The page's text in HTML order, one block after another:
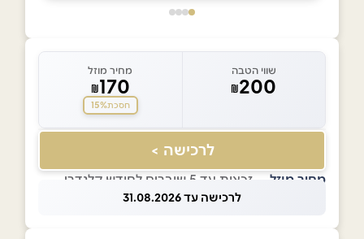
שווי הטבה
₪200
מחיר מוזל
₪170
חסכת15%
לרכישה >
מחיר מוזל — זכאות עד 5 שוברים לחודש קלנדרי
לרכישה עד 31.08.2026